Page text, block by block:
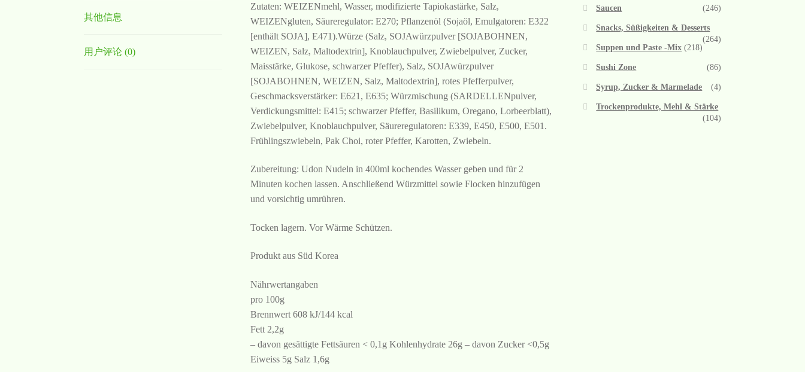
其他信息
用户评论 (0)
Zutaten: WEIZENmehl, Wasser, modifizierte Tapiokastärke, Salz,
WEIZENgluten, Säureregulator: E270; Pflanzenöl (Sojaöl, Emulgatoren: E322
[enthält SOJA], E471).Würze (Salz, SOJAwürzpulver [SOJABOHNEN,
WEIZEN, Salz, Maltodextrin], Knoblauchpulver, Zwiebelpulver, Zucker,
Maisstärke, Glukose, schwarzer Pfeffer), Salz, SOJAwürzpulver
[SOJABOHNEN, WEIZEN, Salz, Maltodextrin], rotes Pfefferpulver,
Geschmacksverstärker: E621, E635; Würzmischung (SARDELLENpulver,
Verdickungsmittel: E415; schwarzer Pfeffer, Basilikum, Oregano, Lorbeerblatt),
Zwiebelpulver, Knoblauchpulver, Säureregulatoren: E339, E450, E500, E501.
Frühlingszwiebeln, Pak Choi, roter Pfeffer, Karotten, Zwiebeln.
Zubereitung: Udon Nudeln in 400ml kochendes Wasser geben und für 2
Minuten kochen lassen. Anschließend Würzmittel sowie Flocken hinzufügen
und vorsichtig umrühren.
Tocken lagern. Vor Wärme Schützen.
Produkt aus Süd Korea
Nährwertangaben
pro 100g
Brennwert 608 kJ/144 kcal
Fett 2,2g
– davon gesättigte Fettsäuren < 0,1g Kohlenhydrate 26g – davon Zucker <0,5g
Eiweiss 5g Salz 1,6g
Saucen (246)
Snacks, Süßigkeiten & Desserts
(264)
Suppen und Paste -Mix (218)
Sushi Zone (86)
Syrup, Zucker & Marmelade (4)
Trockenprodukte, Mehl & Stärke
(104)